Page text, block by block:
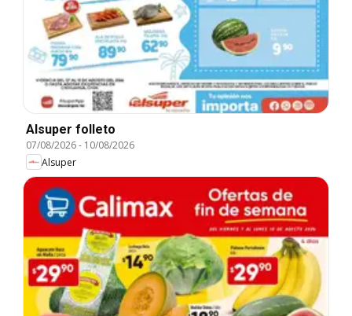
Alsuper folleto
07/08/2026- 10/08/2026
Alsuper